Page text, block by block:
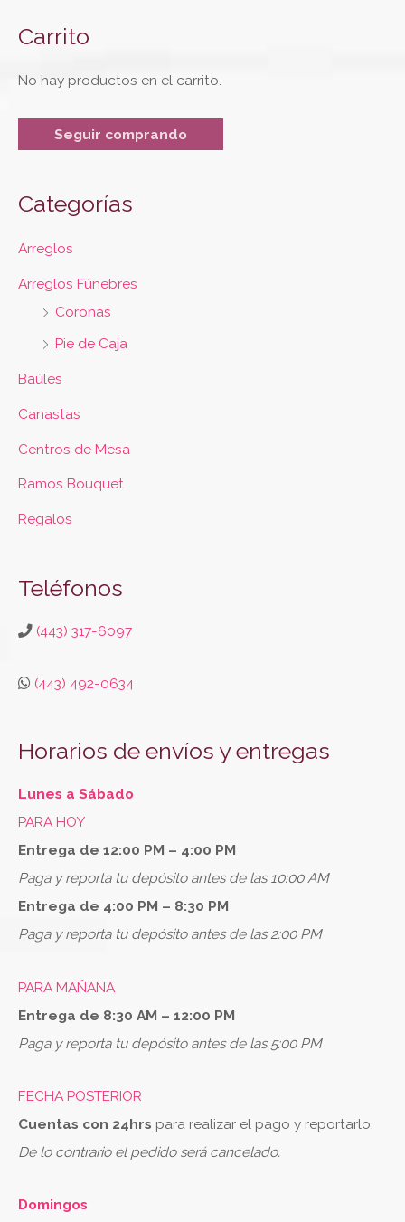
Carrito
No hay productos en el carrito.
Seguir comprando
Categorías
Arreglos
Arreglos Fúnebres
Coronas
Pie de Caja
Baúles
Canastas
Centros de Mesa
Ramos Bouquet
Regalos
Teléfonos
(443) 317-6097
(443) 492-0634
Horarios de envíos y entregas
Lunes a Sábado
PARA HOY
Entrega de 12:00 PM – 4:00 PM
Paga y reporta tu depósito antes de las 10:00 AM
Entrega de 4:00 PM – 8:30 PM
Paga y reporta tu depósito antes de las 2:00 PM
PARA MAÑANA
Entrega de 8:30 AM – 12:00 PM
Paga y reporta tu depósito antes de las 5:00 PM
FECHA POSTERIOR
Cuentas con 24hrs para realizar el pago y reportarlo.
De lo contrario el pedido será cancelado.
Domingos